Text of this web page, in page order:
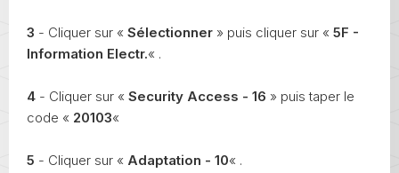
3 - Cliquer sur « Sélectionner » puis cliquer sur « 5F -
Information Electr.« .
4 - Cliquer sur « Security Access - 16 » puis taper le
code « 20103«
5 - Cliquer sur « Adaptation - 10« .